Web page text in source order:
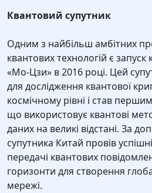
Квантовий супутник
Одним з найбільш амбітних
квантових технологій є
«Мо-Цзи» в 2016 році. Цей
для дослідження квантової
космічному рівні і став
що використовує квантові
даних на великі відстані. За
супутника Китай провів
передачі квантових
горизонти для створення
мережі.